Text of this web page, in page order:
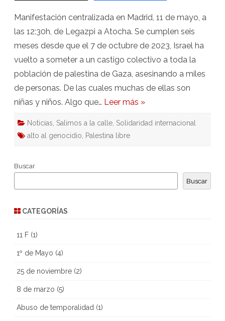
Manifestación centralizada en Madrid, 11 de mayo, a
las 12:30h, de Legazpi a Atocha. Se cumplen seis
meses desde que el 7 de octubre de 2023, Israel ha
vuelto a someter a un castigo colectivo a toda la
población de palestina de Gaza, asesinando a miles
de personas. De las cuales muchas de ellas son
niñas y niños. Algo que… Leer más »
Noticias, Salimos a la calle, Solidaridad internacional
alto al genocidio, Palestina libre
Buscar
Buscar
CATEGORÍAS
11 F (1)
1º de Mayo (4)
25 de noviembre (2)
8 de marzo (5)
Abuso de temporalidad (1)